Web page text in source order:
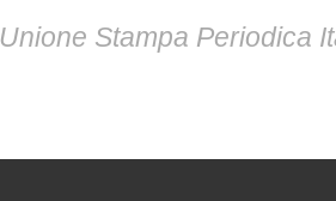
Unione Stampa Periodica